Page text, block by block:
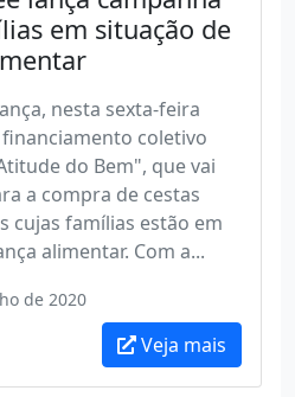
em situação de
nesta sexta-feira
coletivo
do Bem", que vai
a compra de cestas
cujas famílias estão em
alimentar. Com a...
de 2020
Veja mais